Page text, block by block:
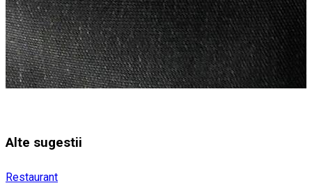
Alte sugestii
Restaurant